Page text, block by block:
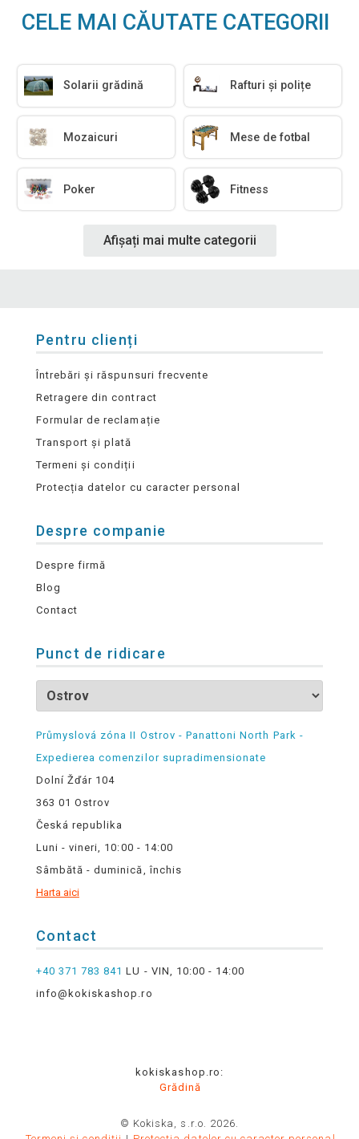
CELE MAI CĂUTATE CATEGORII
Solarii grădină Rafturi și polițe
Mozaicuri Mese de fotbal
Poker Fitness
Afișați mai multe categorii
Pentru clienți
Întrebări și răspunsuri frecvente
Retragere din contract
Formular de reclamație
Transport și plată
Termeni și condiții
Protecția datelor cu caracter personal
Despre companie
Despre firmă
Blog
Contact
Punct de ridicare
Průmyslová zóna II Ostrov - Panattoni North Park -
Expedierea comenzilor supradimensionate
Dolní Žďár 104
363 01 Ostrov
Česká republika
Luni - vineri, 10:00 - 14:00
Sâmbătă - duminică, închis
Harta aici
Contact
+40 371 783 841 LU - VIN, 10:00 - 14:00
info@kokiskashop.ro
kokiskashop.ro:
Grădină
© Kokiska, s.r.o. 2026.